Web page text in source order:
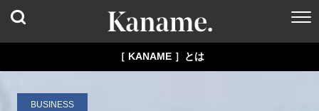
［ KANAME ］とは
BUSINESS